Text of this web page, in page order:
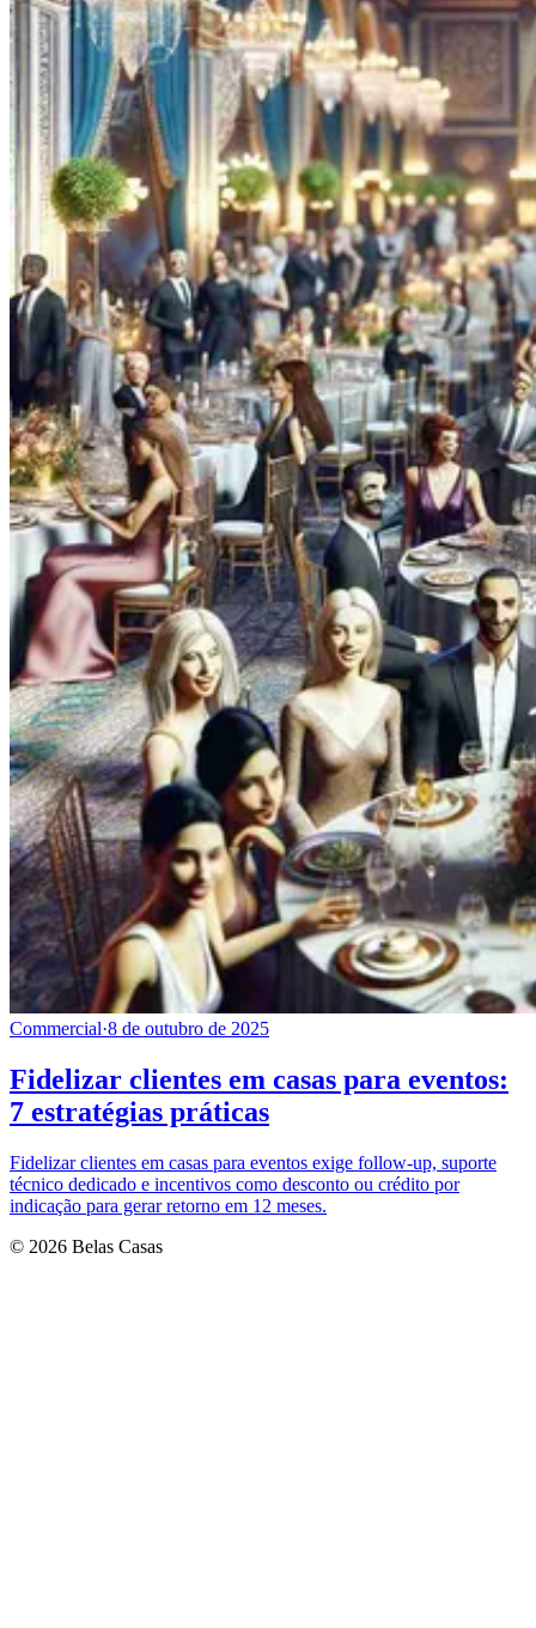
Commercial·8 de outubro de 2025
Fidelizar clientes em casas para eventos:
7 estratégias práticas
Fidelizar clientes em casas para eventos exige follow-up, suporte
técnico dedicado e incentivos como desconto ou crédito por
indicação para gerar retorno em 12 meses.
© 2026 Belas Casas